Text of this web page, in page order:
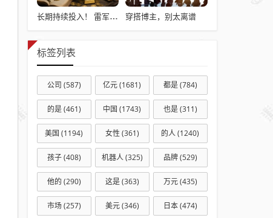
长期持续投入！ 雷军：小米7篇论文入选国际顶级会议AAAI 穿搭博主，别太离谱
标签列表
公司 (587) 亿元(1681) 都是(784)
的是(461) 中国 (1743) 也是(311)
美国 (1194) 女性 (361) 的人(1240)
孩子(408) 机器人(325) 品牌(529)
他的 (290) 这是(363) 万元(435)
市场(257) 美元(346) 日本(474)